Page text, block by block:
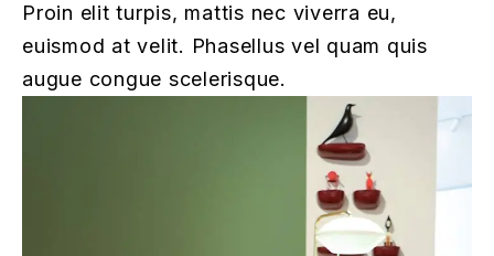
Proin elit turpis, mattis nec viverra eu,
euismod at velit. Phasellus vel quam quis
augue congue scelerisque.